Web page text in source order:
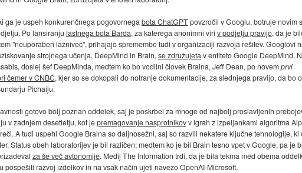
ga je uspeh konkurenčnega pogovornega bota ChatGPTpovzročil v Googlu, botruje novim
Po lansiranju lastnega bota Barda, za katerega anonimni viri v podjetju pravijo, da je
"neuporaben lažnivec", prihajajo spremembe tudi v organizaciji razvoja rešitev. Googlovi
strojnega učenja, DeepMind in Brain, se združujeta v entiteto Google DeepMind.
doslej šef DeepMinda, medtem ko bo vodilni človek Braina, Jeff Dean, po novemprvi
čemer v CNBC, kjer so se dokopali do notranje dokumentacije, za slednjega pravijo, da bo
Pichaiju.
gotovo bolj poznan oddelek, saj je poskrbel za mnoge od najbolj proslavljenih
v zadnjem desetletju, kot jepremagovanje nasprotnikovv igrah z izpeljankami algoritma
A tudi uspehi Google Braina so daljnosežni, saj so razvili nekatere ključne tehnologije, ki
Status obeh laboratorijev je bil različen; medtem ko je bil Brain tesno vpet v Google, pa
za še več avtonomije. Medij The Information trdi, da je bila tekma med obema
pospešiti razvoj izdelkov in na vsak način ujeti navezo OpenAI-Microsoft.